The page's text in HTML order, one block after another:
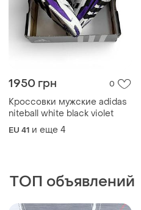
1950 грн 0
Кроссовки мужские adidas
niteball white black violet
EU 41 и еще 4
ТОП объявлений